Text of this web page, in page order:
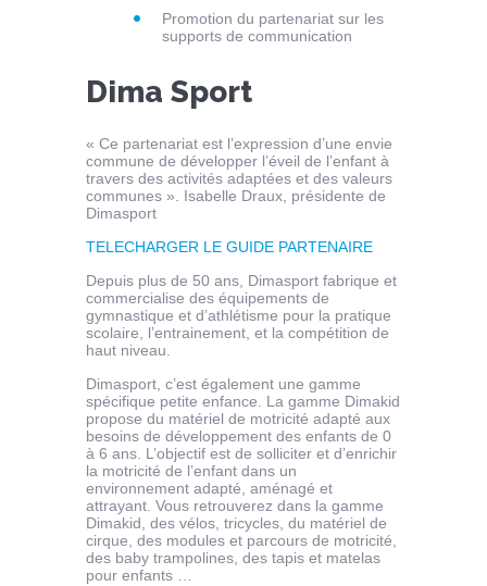
Promotion du partenariat sur les
supports de communication
Dima Sport
« Ce partenariat est l’expression d’une envie
commune de développer l’éveil de l’enfant à
travers des activités adaptées et des valeurs
communes ». Isabelle Draux, présidente de
Dimasport
TELECHARGER LE GUIDE PARTENAIRE
Depuis plus de 50 ans, Dimasport fabrique et
commercialise des équipements de
gymnastique et d’athlétisme pour la pratique
scolaire, l’entrainement, et la compétition de
haut niveau.
Dimasport, c’est également une gamme
spécifique petite enfance. La gamme Dimakid
propose du matériel de motricité adapté aux
besoins de développement des enfants de 0
à 6 ans. L’objectif est de solliciter et d’enrichir
la motricité de l’enfant dans un
environnement adapté, aménagé et
attrayant. Vous retrouverez dans la gamme
Dimakid, des vélos, tricycles, du matériel de
cirque, des modules et parcours de motricité,
des baby trampolines, des tapis et matelas
pour enfants …